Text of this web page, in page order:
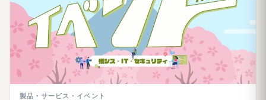
製品・サービス・イベント